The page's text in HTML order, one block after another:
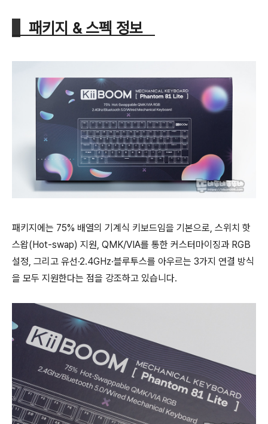
패키지 & 스펙 정보
패키지에는 75% 배열의 기계식 키보드임을 기본으로, 스위치 핫
스왑(Hot-swap) 지원, QMK/VIA를 통한 커스터마이징과 RGB
설정, 그리고 유선·2.4GHz·블루투스를 아우르는 3가지 연결 방식
을 모두 지원한다는 점을 강조하고 있습니다.